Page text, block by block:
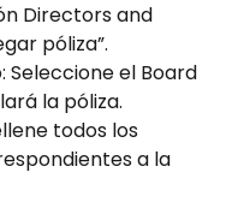
Directors and
póliza”.
Seleccione el Board
la póliza.
todos los
a la